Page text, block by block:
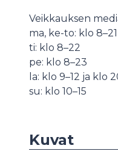
Veikkauksen
ma, ke-to: klo 8–21
ti: klo 8–22
pe: klo 8–23
la: klo 9–12 ja klo
su: klo 10–15
Kuvat